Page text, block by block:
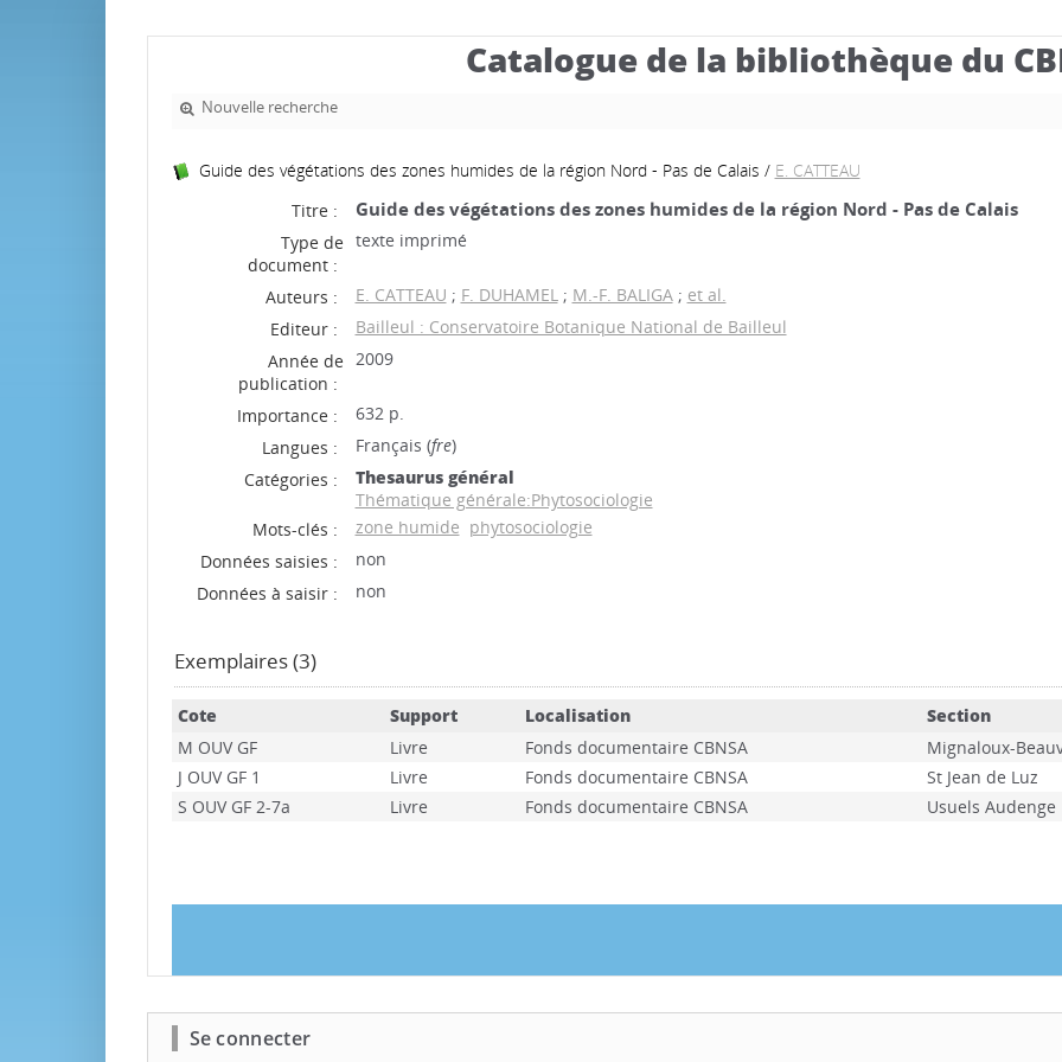
Catalogue de la bibliothèque du
Nouvelle recherche
Guide des végétations des zones humides de la région Nord - Pas de Calais / E. CATTEAU
Titre :
Guide des végétations des zones humides de la région Nord - Pas de Calais
Type de
document :
texte imprimé
Auteurs : E. CATTEAU ; F. DUHAMEL; M.-F. BALIGA; et al.
Editeur :
Bailleul : Conservatoire Botanique National de Bailleul
Année de
publication :
2009
Importance :
632 p.
Langues :
Français (fre)
Catégories :
Thesaurus général
Thématique générale:Phytosociologie
Mots-clés :
zone humide phytosociologie
Données saisies :
non
Données à saisir :
non
Exemplaires (3)
Cote Support Localisation
Section
M OUV GF
Livre Fonds documentaire CBNSA
Mignaloux-
J OUV GF 1
Livre Fonds documentaire CBNSA
St Jean de Luz
S OUV GF 2-7a
Livre Fonds documentaire CBNSA Usuels Audenge
Se connecter